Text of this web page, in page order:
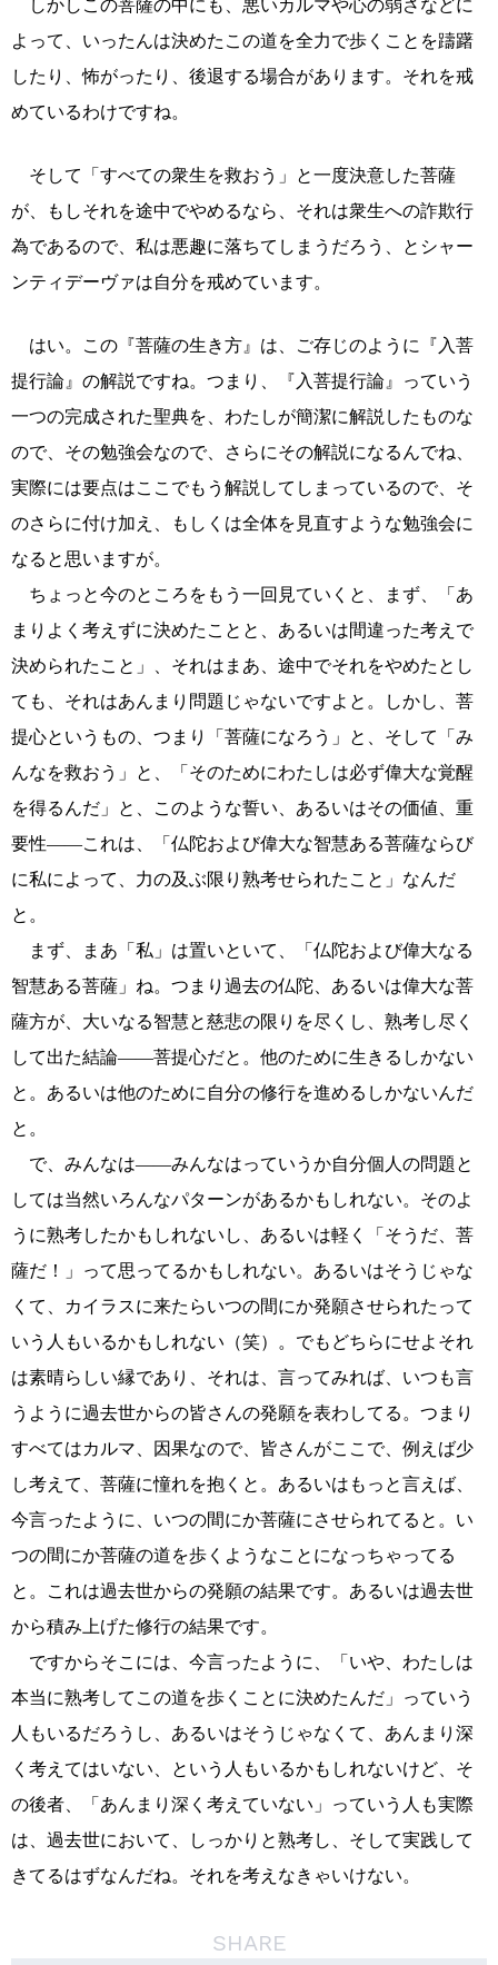
しかしこの菩薩の中にも、悪いカルマや心の弱さなどに
よって、いったんは決めたこの道を全力で歩くことを躊躇
したり、怖がったり、後退する場合があります。それを戒
めているわけですね。
そして「すべての衆生を救おう」と一度決意した菩薩
が、もしそれを途中でやめるなら、それは衆生への詐欺行
為であるので、私は悪趣に落ちてしまうだろう、とシャー
ンティデーヴァは自分を戒めています。
はい。この『菩薩の生き方』は、ご存じのように『入菩
提行論』の解説ですね。つまり、『入菩提行論』っていう
一つの完成された聖典を、わたしが簡潔に解説したものな
ので、その勉強会なので、さらにその解説になるんでね、
実際には要点はここでもう解説してしまっているので、そ
のさらに付け加え、もしくは全体を見直すような勉強会に
なると思いますが。
ちょっと今のところをもう一回見ていくと、まず、「あ
まりよく考えずに決めたことと、あるいは間違った考えで
決められたこと」、それはまあ、途中でそれをやめたとし
ても、それはあんまり問題じゃないですよと。しかし、菩
提心というもの、つまり「菩薩になろう」と、そして「み
んなを救おう」と、「そのためにわたしは必ず偉大な覚醒
を得るんだ」と、このような誓い、あるいはその価値、重
要性――これは、「仏陀および偉大な智慧ある菩薩ならび
に私によって、力の及ぶ限り熟考せられたこと」なんだ
と。
まず、まあ「私」は置いといて、「仏陀および偉大なる
智慧ある菩薩」ね。つまり過去の仏陀、あるいは偉大な菩
薩方が、大いなる智慧と慈悲の限りを尽くし、熟考し尽く
して出た結論――菩提心だと。他のために生きるしかない
と。あるいは他のために自分の修行を進めるしかないんだ
と。
で、みんなは――みんなはっていうか自分個人の問題と
しては当然いろんなパターンがあるかもしれない。そのよ
うに熟考したかもしれないし、あるいは軽く「そうだ、菩
薩だ！」って思ってるかもしれない。あるいはそうじゃな
くて、カイラスに来たらいつの間にか発願させられたって
いう人もいるかもしれない（笑）。でもどちらにせよそれ
は素晴らしい縁であり、それは、言ってみれば、いつも言
うように過去世からの皆さんの発願を表わしてる。つまり
すべてはカルマ、因果なので、皆さんがここで、例えば少
し考えて、菩薩に憧れを抱くと。あるいはもっと言えば、
今言ったように、いつの間にか菩薩にさせられてると。い
つの間にか菩薩の道を歩くようなことになっちゃってる
と。これは過去世からの発願の結果です。あるいは過去世
から積み上げた修行の結果です。
ですからそこには、今言ったように、「いや、わたしは
本当に熟考してこの道を歩くことに決めたんだ」っていう
人もいるだろうし、あるいはそうじゃなくて、あんまり深
く考えてはいない、という人もいるかもしれないけど、そ
の後者、「あんまり深く考えていない」っていう人も実際
は、過去世において、しっかりと熟考し、そして実践して
きてるはずなんだね。それを考えなきゃいけない。
SHARE